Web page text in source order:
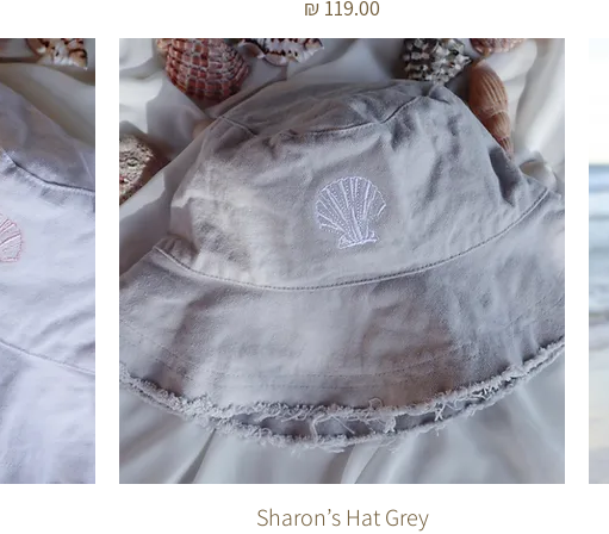
מחיר
תצוגה מהירה
Sharon’s Hat Grey